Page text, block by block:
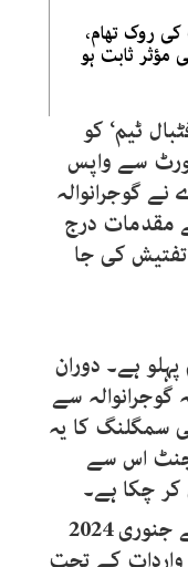
روک تھام،
مؤثر ثابت ہو
نے 22 رکنی ’فٹبال ٹیم‘ کو
پورٹ سے واپس
گوجرانوالہ
مقدمات درج
کی جا
ہے۔ دوران
سے
سمگلنگ کا یہ
اس سے
کر چکا ہے۔
ایف آئی اے کے مطابق ملزم نے جنوری 2024